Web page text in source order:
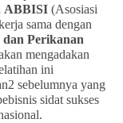
ABBISI (Asosiasi
sama dengan
Perikanan
mengadakan
ini
sebelumnya yang
sidat sukses